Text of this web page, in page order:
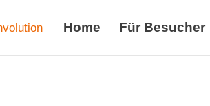
Home Für Besucher